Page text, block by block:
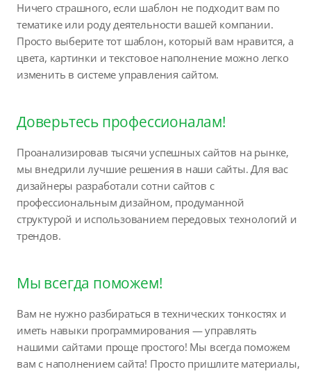
Ничего страшного, если шаблон не подходит вам по
тематике или роду деятельности вашей компании.
Просто выберите тот шаблон, который вам нравится, а
цвета, картинки и текстовое наполнение можно легко
изменить в системе управления сайтом.
Доверьтесь профессионалам!
Проанализировав тысячи успешных сайтов на рынке,
мы внедрили лучшие решения в наши сайты. Для вас
дизайнеры разработали сотни сайтов с
профессиональным дизайном, продуманной
структурой и использованием передовых технологий и
трендов.
Мы всегда поможем!
Вам не нужно разбираться в технических тонкостях и
иметь навыки программирования — управлять
нашими сайтами проще простого! Мы всегда поможем
вам с наполнением сайта! Просто пришлите материалы,